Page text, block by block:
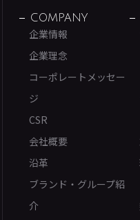
COMPANY
企業情報
企業理念
コーポレートメッセー
ジ
CSR
会社概要
沿革
ブランド・グループ紹
介